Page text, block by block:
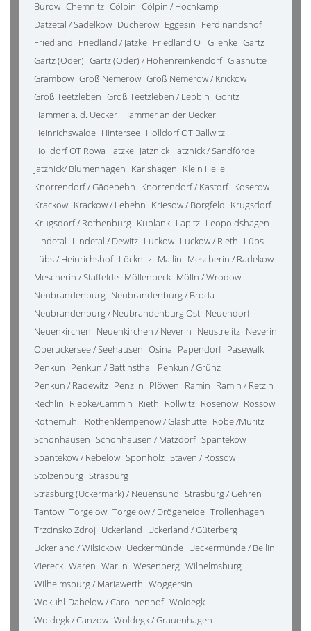
Burow Chemnitz Cölpin Cölpin / Hochkamp
Datzetal / Sadelkow Ducherow Eggesin Ferdinandshof
Friedland Friedland / Jatzke Friedland OT Glienke Gartz
Gartz (Oder) Gartz (Oder) / Hohenreinkendorf Glashütte
Grambow Groß Nemerow Groß Nemerow / Krickow
Groß Teetzleben Groß Teetzleben / Lebbin Göritz
Hammer a. d. Uecker Hammer an der Uecker
Heinrichswalde Hintersee Holldorf OT Ballwitz
Holldorf OT Rowa Jatzke Jatznick Jatznick / Sandförde
Jatznick/ Blumenhagen Karlshagen Klein Helle
Knorrendorf / Gädebehn Knorrendorf / Kastorf Koserow
Krackow Krackow / Lebehn Kriesow / Borgfeld Krugsdorf
Krugsdorf / Rothenburg Kublank Lapitz Leopoldshagen
Lindetal Lindetal / Dewitz Luckow Luckow / Rieth Lübs
Lübs / Heinrichshof Löcknitz Mallin Mescherin / Radekow
Mescherin / Staffelde Möllenbeck Mölln / Wrodow
Neubrandenburg Neubrandenburg / Broda
Neubrandenburg / Neubrandenburg Ost Neuendorf
Neuenkirchen Neuenkirchen / Neverin Neustrelitz Neverin
Oberuckersee / Seehausen Osina Papendorf Pasewalk
Penkun Penkun / Battinsthal Penkun / Grünz
Penkun / Radewitz Penzlin Plöwen Ramin Ramin / Retzin
Rechlin Riepke/Cammin Rieth Rollwitz Rosenow Rossow
Rothemühl Rothenklempenow / Glashütte Röbel/Müritz
Schönhausen Schönhausen / Matzdorf Spantekow
Spantekow / Rebelow Sponholz Staven / Rossow
Stolzenburg Strasburg
Strasburg (Uckermark) / Neuensund Strasburg / Gehren
Tantow Torgelow Torgelow / Drögeheide Trollenhagen
Trzcinsko Zdroj Uckerland Uckerland / Güterberg
Uckerland / Wilsickow Ueckermünde Ueckermünde / Bellin
Viereck Waren Warlin Wesenberg Wilhelmsburg
Wilhelmsburg / Mariawerth Woggersin
Wokuhl-Dabelow / Carolinenhof Woldegk
Woldegk / Canzow Woldegk / Grauenhagen